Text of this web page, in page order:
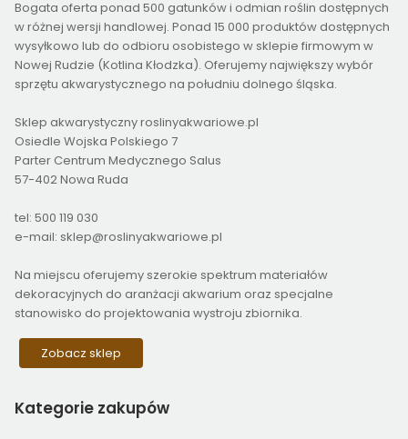
Bogata oferta ponad 500 gatunków i odmian roślin dostępnych
w różnej wersji handlowej. Ponad 15 000 produktów dostępnych
wysyłkowo lub do odbioru osobistego w sklepie firmowym w
Nowej Rudzie (Kotlina Kłodzka). Oferujemy największy wybór
sprzętu akwarystycznego na południu dolnego śląska.
Sklep akwarystyczny roslinyakwariowe.pl
Osiedle Wojska Polskiego 7
Parter Centrum Medycznego Salus
57-402 Nowa Ruda
tel: 500 119 030
e-mail: sklep@roslinyakwariowe.pl
Na miejscu oferujemy szerokie spektrum materiałów
dekoracyjnych do aranżacji akwarium oraz specjalne
stanowisko do projektowania wystroju zbiornika.
Zobacz sklep
Kategorie zakupów